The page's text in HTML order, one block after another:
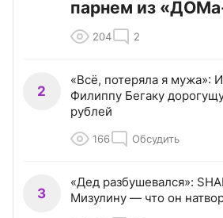
парнем из
204 2
2
«Всё, потеряла я мужа»:
Филиппу Бегаку
рублей
166 Обсудить
3
«Дед разбушевался»:
Мизулину — что он